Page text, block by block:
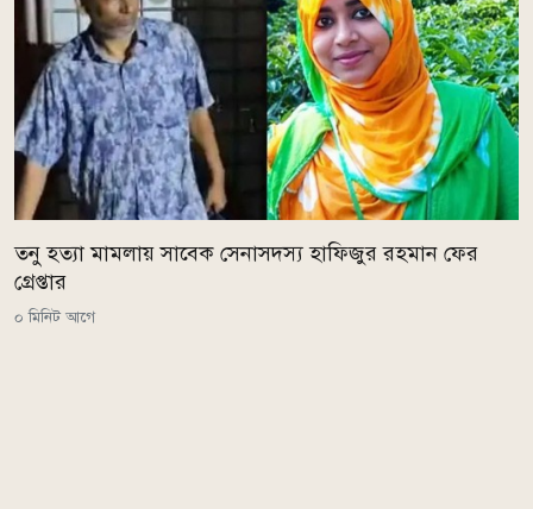
তনু হত্যা মামলায় সাবেক সেনাসদস্য হাফিজুর রহমান ফের
গ্রেপ্তার
০ মিনিট আগে